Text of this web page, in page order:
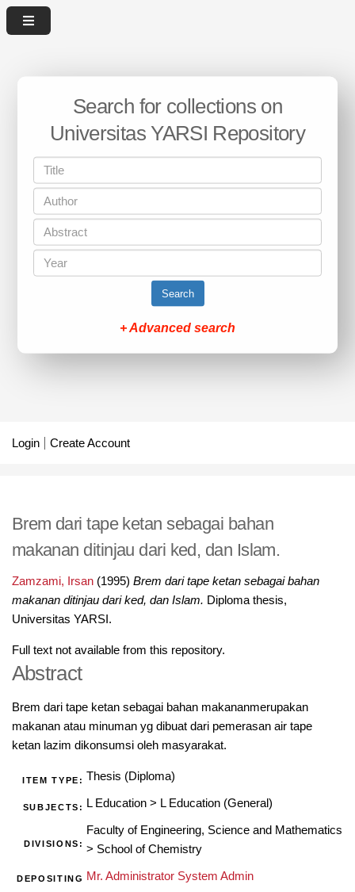
Search for collections on
Universitas YARSI Repository
Search
+ Advanced search
Login Create Account
Brem dari tape ketan sebagai bahan
makanan ditinjau dari ked, dan Islam.
Zamzami, Irsan(1995) Brem dari tape ketan sebagai bahan
makanan ditinjau dari ked, dan Islam. Diploma thesis,
Universitas YARSI.
Full text not available from this repository.
Abstract
Brem dari tape ketan sebagai bahan makananmerupakan
makanan atau minuman yg dibuat dari pemerasan air tape
ketan lazim dikonsumsi oleh masyarakat.
ITEM TYPE: Thesis (Diploma)
SUBJECTS: L Education> L Education (General)
DIVISIONS:
Faculty of Engineering, Science and Mathematics
> School of Chemistry
DEPOSITING
Mr. Administrator System Admin